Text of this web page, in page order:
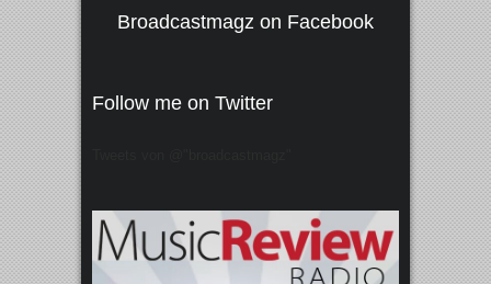
Broadcastmagz on Facebook
Follow me on Twitter